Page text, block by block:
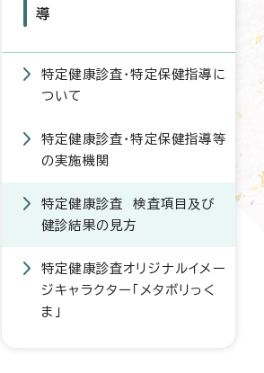
導
特定健康診査・特定保健指導に
ついて
特定健康診査・特定保健指導等
の実施機関
特定健康診査 検査項目及び
健診結果の見方
特定健康診査オリジナルイメー
ジキャラクター「メタボリっく
ま」